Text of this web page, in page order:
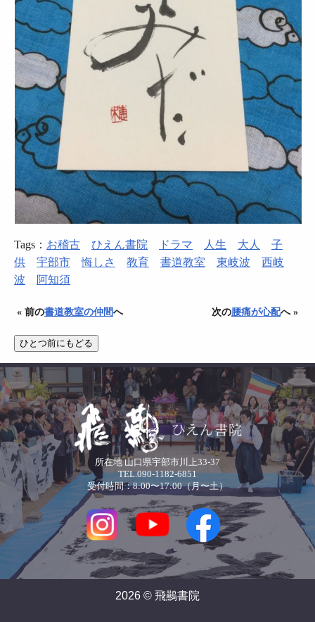
Tags： お稽古 ひえん書院 ドラマ 人生 大人
子
供
宇部市 悔しさ 教育 書道教室 東岐波
西岐
波
阿知須
« 前の書道教室の仲間へ 次の腰痛が心配へ »
所在地 山口県宇部市川上33-37
TEL.090-1182-6851
受付時間：8:00〜17:00（月〜土）
2026 © 飛䴏書院